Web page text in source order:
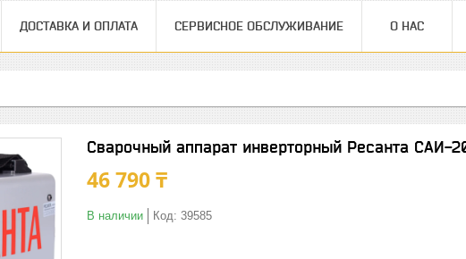
ДОСТАВКА И ОПЛАТА СЕРВИСНОЕ ОБСЛУЖИВАНИЕ О НАС
Сварочный аппарат инверторный Ресанта САИ-
46 790 ₸
В наличии Код: 39585